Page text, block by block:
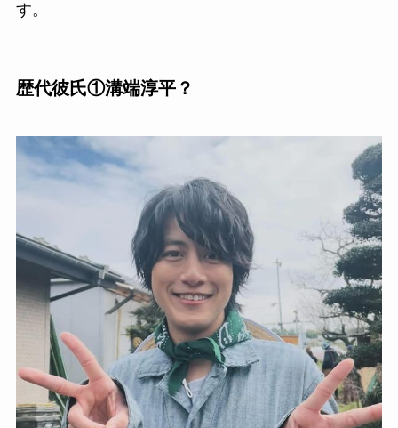
す。
歴代彼氏①溝端淳平？